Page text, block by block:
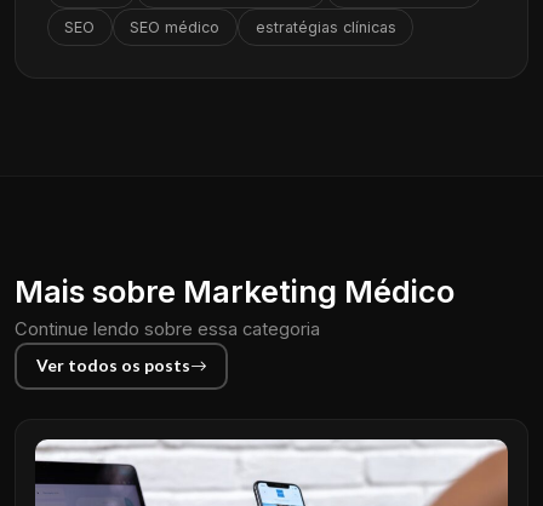
SEO SEO médico estratégias clínicas
Mais sobre Marketing Médico
Continue lendo sobre essa categoria
Ver todos os posts